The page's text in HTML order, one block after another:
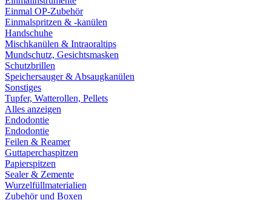
Einmal OP-Zubehör
Einmalspritzen & -kanülen
Handschuhe
Mischkanülen & Intraoraltips
Mundschutz, Gesichtsmasken
Schutzbrillen
Speichersauger & Absaugkanülen
Sonstiges
Tupfer, Watterollen, Pellets
Alles anzeigen
Endodontie
Endodontie
Feilen & Reamer
Guttaperchaspitzen
Papierspitzen
Sealer & Zemente
Wurzelfüllmaterialien
Zubehör und Boxen